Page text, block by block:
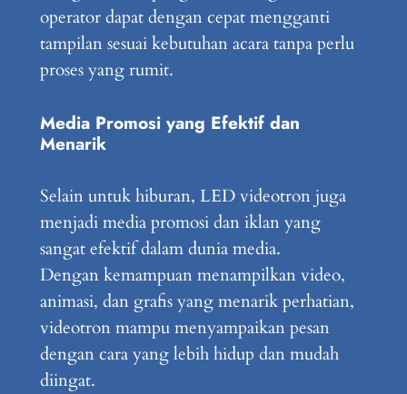
operator dapat dengan cepat mengganti
tampilan sesuai kebutuhan acara tanpa perlu
proses yang rumit.
Media Promosi yang Efektif dan
Menarik
Selain untuk hiburan, LED videotron juga
menjadi media promosi dan iklan yang
sangat efektif dalam dunia media.
Dengan kemampuan menampilkan video,
animasi, dan grafis yang menarik perhatian,
videotron mampu menyampaikan pesan
dengan cara yang lebih hidup dan mudah
diingat.